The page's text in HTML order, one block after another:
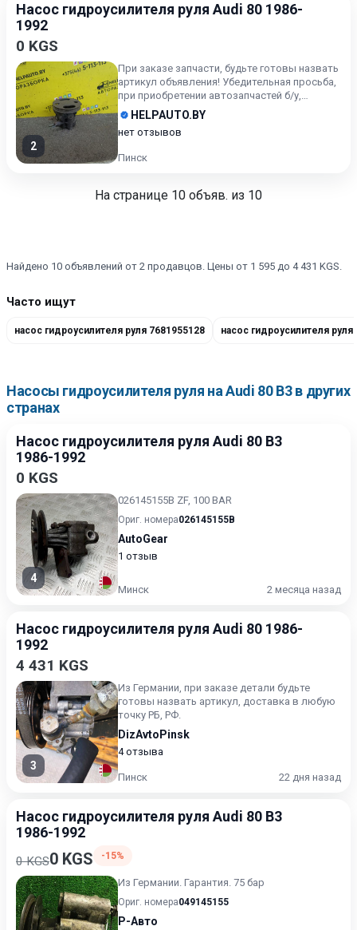
Насос гидроусилителя руля Audi 80 1986-
1992
0 KGS
2
При заказе запчасти, будьте готовы назвать
артикул объявления! Убедительная просьба,
при приобретении автозапчастей б/у,
внимательно подходи...
HELPAUTO.BY
нет отзывов
Пинск
На странице 10 объяв. из 10
Найдено 10 объявлений от 2 продавцов. Цены от 1 595 до 4 431 KGS.
Часто ищут
насос гидроусилителя руля 7681955128
Насосы гидроусилителя руля на Audi 80 B3 в других
странах
Насос гидроусилителя руля Audi 80 B3
1986-1992
0 KGS
4
026145155B ZF, 100 BAR
Ориг. номера026145155B
AutoGear
1 отзыв
Минск 2 месяца назад
Насос гидроусилителя руля Audi 80 1986-
1992
4 431 KGS
3
Из Германии, при заказе детали будьте
готовы назвать артикул, доставка в любую
точку РБ, РФ.
DizAvtoPinsk
4 отзыва
Пинск 22 дня назад
Насос гидроусилителя руля Audi 80 B3
1986-1992
0 KGS0 KGS -15%
Из Германии. Гарантия. 75 бар
Ориг. номера049145155
Р-Авто